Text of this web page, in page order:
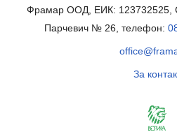
Фрамар ООД, ЕИК: 123732525,
Парчевич № 26, телефон:
За